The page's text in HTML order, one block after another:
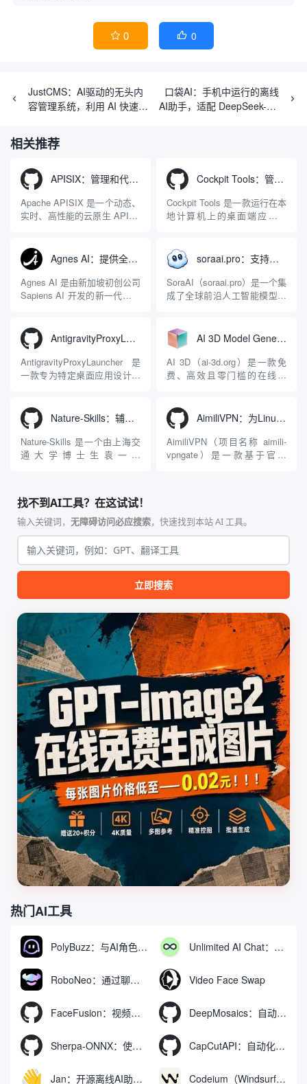
 0  0
JustCMS：AI驱动的无头内
容管理系统，利用 AI 快速创
口袋AI：手机中运行的离线
AI助手，适配 DeepSeek-R1
相关推荐
APISIX：管理和代理API及大模型流量的高性能网关
Apache APISIX 是一个动态、
实时、高性能的云原生 API 网
LuaJIT 构建，并在 2019 年作
为顶级开源项目捐赠给
Apache 软件基金会。APISIX
彻底摒...
Cockpit Tools：管理多个AI编程IDE账号与配置多开独立实例的本地桌面应用
Cockpit Tools 是一款运行在本
地计算机上的桌面端应用程
程助手的账号与运行环境而设
计。它目前支持包括
Antigravity IDE、Codex、
GitHub Copilo...
Agnes AI：提供全模态模型免费API、支持图文视频生成与复杂工程执行的智能体平台
Agnes AI 是由新加坡初创公司
Sapiens AI 开发的新一代多模
限制，提供集文本、图像、视
频生成于一体的“全模态”大模
型能力。平台的核心产品矩阵
包括主打自动化工作流的
soraai.pro：支持多模型文字转视频和图像生成的在线创作工具
SoraAI（soraai.pro）是一个集
成了全球前沿人工智能模型的
者、营销人员及广大用户提供
一站式、开箱即用的视觉内容
生成解决方案。网站的核心优
势在于其强大的多模型聚合能
AntigravityProxyLauncher：免TUN全局代理使用Antigravity IDE
AntigravityProxyLauncher 是
一款专为特定桌面应用设计的
Windows 平台。当用户使用桌
面版 Gemini 客户端或
Antigravity IDE ...
AI 3D Model Generator：通过文本和图像快速生成3D模型的在线工具
AI 3D（ai-3d.org）是一款免
费、高效且零门槛的在线AI
动Seed 3D两大行业领先的AI
模型架构，致力于帮助用户无
需掌握复杂的3D拓扑知识或昂
贵的专业软件，即可在...
Nature-Skills：辅助撰写学术论文和绘制科研图表的智能体插件
Nature-Skills 是一个由上海交
通大学博士生袁一哲
Nature、Science、Cell 等）
的论文撰写与发表流程设计。
该工具集以智能体插...
AimiliVPN：为Linux提供纯净出站家庭IP的VPN代理网关
AimiliVPN（项目名称 aimili-
vpngate）是一款基于官方
纯 Python 标准库编写，用户
无需安装...
找不到AI工具？在这试试！
输入关键词， 无障碍访问必应搜索，快速找到本站 AI 工具。
立即搜索
热门AI工具
PolyBuzz：与AI角色互动的免费聊天与角色扮演平台 Unlimited AI Chat：免费无限制的AI聊天工具
RoboNeo：通过聊天生成和编辑视频与图像的AI工具 Video Face Swap
FaceFusion：视频换脸增强工具|语音同步视频嘴型动作 DeepMosaics：自动去除图像和视频中的马赛克，或向其添加马赛克
Sherpa-ONNX：使用ONNXRuntime实现离线语音识别和合成 CapCutAPI：自动化控制CapCut视频剪辑的开源工具
Jan：开源离线AI助手，ChatGPT 替代品，运行本地AI模型或连接云端AI Codeium（Windsurf Editor）：免费的AI代码补全与聊天工具，Windsurf以对话方式编写完整项目代码